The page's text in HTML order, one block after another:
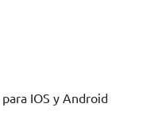
IOS y Android